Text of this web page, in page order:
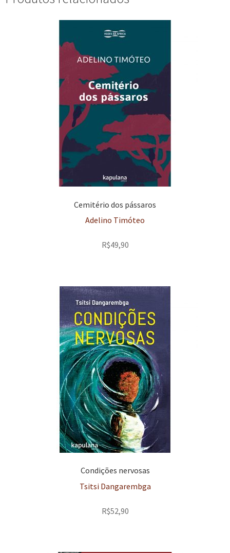
Cemitério dos pássaros
Adelino Timóteo
R$49,90
Condições nervosas
Tsitsi Dangarembga
R$52,90